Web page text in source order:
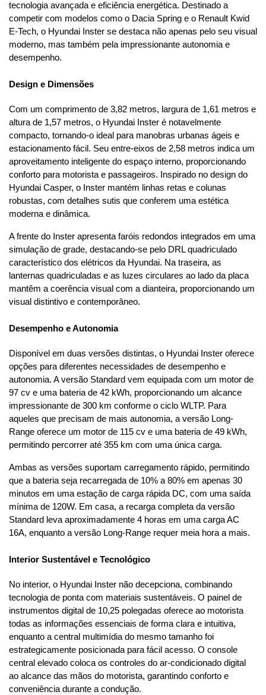
tecnologia avançada e eficiência energética. Destinado a
competir com modelos como o Dacia Spring e o Renault Kwid
E-Tech, o Hyundai Inster se destaca não apenas pelo seu visual
moderno, mas também pela impressionante autonomia e
desempenho.
Design e Dimensões
Com um comprimento de 3,82 metros, largura de 1,61 metros e
altura de 1,57 metros, o Hyundai Inster é notavelmente
compacto, tornando-o ideal para manobras urbanas ágeis e
estacionamento fácil. Seu entre-eixos de 2,58 metros indica um
aproveitamento inteligente do espaço interno, proporcionando
conforto para motorista e passageiros. Inspirado no design do
Hyundai Casper, o Inster mantém linhas retas e colunas
robustas, com detalhes sutis que conferem uma estética
moderna e dinâmica.
A frente do Inster apresenta faróis redondos integrados em uma
simulação de grade, destacando-se pelo DRL quadriculado
característico dos elétricos da Hyundai. Na traseira, as
lanternas quadriculadas e as luzes circulares ao lado da placa
mantêm a coerência visual com a dianteira, proporcionando um
visual distintivo e contemporâneo.
Desempenho e Autonomia
Disponível em duas versões distintas, o Hyundai Inster oferece
opções para diferentes necessidades de desempenho e
autonomia. A versão Standard vem equipada com um motor de
97 cv e uma bateria de 42 kWh, proporcionando um alcance
impressionante de 300 km conforme o ciclo WLTP. Para
aqueles que precisam de mais autonomia, a versão Long-
Range oferece um motor de 115 cv e uma bateria de 49 kWh,
permitindo percorrer até 355 km com uma única carga.
Ambas as versões suportam carregamento rápido, permitindo
que a bateria seja recarregada de 10% a 80% em apenas 30
minutos em uma estação de carga rápida DC, com uma saída
mínima de 120W. Em casa, a recarga completa da versão
Standard leva aproximadamente 4 horas em uma carga AC
16A, enquanto a versão Long-Range requer meia hora a mais.
Interior Sustentável e Tecnológico
No interior, o Hyundai Inster não decepciona, combinando
tecnologia de ponta com materiais sustentáveis. O painel de
instrumentos digital de 10,25 polegadas oferece ao motorista
todas as informações essenciais de forma clara e intuitiva,
enquanto a central multimídia do mesmo tamanho foi
estrategicamente posicionada para fácil acesso. O console
central elevado coloca os controles do ar-condicionado digital
ao alcance das mãos do motorista, garantindo conforto e
conveniência durante a condução.